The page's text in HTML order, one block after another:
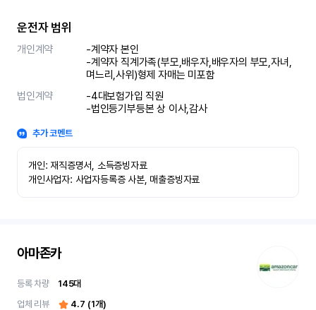
운전자 범위
개인계약
-계약자 본인
-계약자 직계가족(부모,배우자,배우자의 부모,자녀,
며느리,사위)형제 자매는 미포함
법인계약
-4대보험가입 직원
-법인등기부등본 상 이사,감사
추가 코멘트
개인: 재직증명서, 소득증빙자료
개인사업자: 사업자등록증 사본, 매출증빙자료
아마존카
등록 차량 145대
업체 리뷰
4.7 (1개)